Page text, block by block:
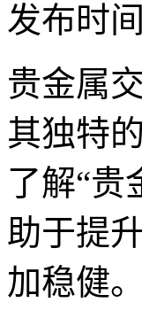
发布时
贵金属
其独特
了解“贵
助于提
加稳健。